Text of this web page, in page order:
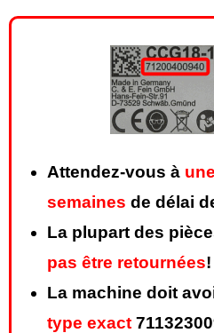
Attendez-vous à
semaines de délai
La plupart des
pas être retournées!
La machine doit
type exact